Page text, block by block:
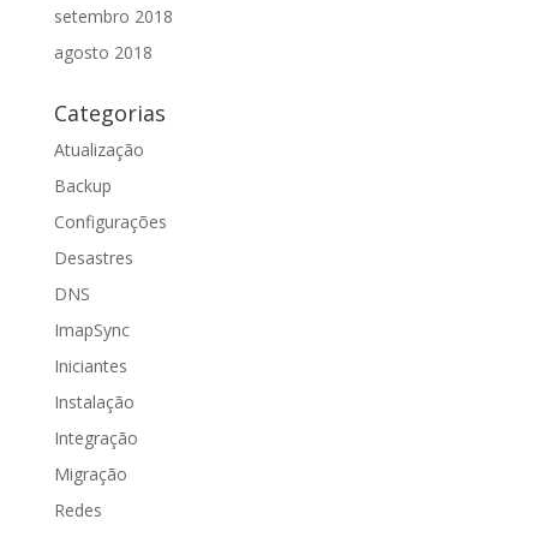
setembro 2018
agosto 2018
Categorias
Atualização
Backup
Configurações
Desastres
DNS
ImapSync
Iniciantes
Instalação
Integração
Migração
Redes